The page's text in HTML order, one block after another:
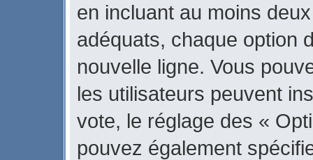
en incluant au moins
adéquats, chaque option
nouvelle ligne. Vous
les utilisateurs peuvent
vote, le réglage des «
pouvez également